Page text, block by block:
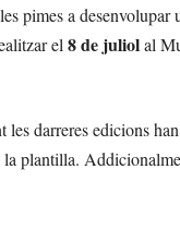
pimes a desenvolupar
el8 de juliolal
les darreres edicions
la plantilla.